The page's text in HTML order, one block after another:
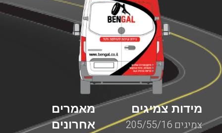
מאמרים
אחרונים
מידות צמיגים
צמיגים 205/55/16